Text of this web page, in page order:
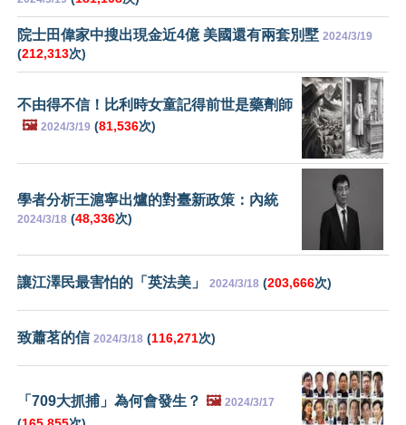
院士田偉家中搜出現金近4億 美國還有兩套別墅 2024/3/19
(212,313次)
不由得不信！比利時女童記得前世是藥劑師
🖼️ 2024/3/19 (81,536次)
學者分析王滬寧出爐的對臺新政策：內統
2024/3/18 (48,336次)
讓江澤民最害怕的「英法美」 2024/3/18 (203,666次)
致蕭茗的信 2024/3/18 (116,271次)
「709大抓捕」為何會發生？ 🖼️ 2024/3/17